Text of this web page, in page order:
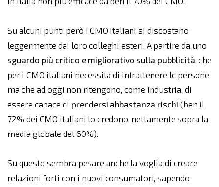
Su alcuni punti però i CMO italiani si discostano
leggermente dai loro colleghi esteri. A partire da uno
sguardo più critico e migliorativo sulla pubblicità, che
per i CMO italiani necessita di intrattenere le persone
ma che ad oggi non ritengono, come industria, di
essere capace di prendersi abbastanza rischi (ben il
72% dei CMO italiani lo credono, nettamente sopra la
media globale del 60%).
Su questo sembra pesare anche la voglia di creare
relazioni forti con i nuovi consumatori, sapendo